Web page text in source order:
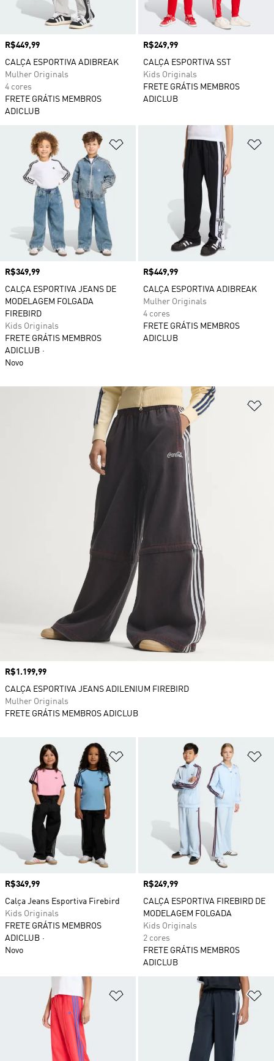
Preço
R$449,99
CALÇA ESPORTIVA ADIBREAK
Mulher Originals
4 cores
FRETE GRÁTIS MEMBROS
ADICLUB
Preço
R$249,99
CALÇA ESPORTIVA SST
Kids Originals
FRETE GRÁTIS MEMBROS
ADICLUB
Adicionar à Lista de Desejos
Preço
R$349,99
CALÇA ESPORTIVA JEANS DE
MODELAGEM FOLGADA
FIREBIRD
Kids Originals
FRETE GRÁTIS MEMBROS
ADICLUB
Novo
Preço
R$449,99
CALÇA ESPORTIVA ADIBREAK
Mulher Originals
4 cores
FRETE GRÁTIS MEMBROS
ADICLUB
Adicionar à Lista de Desejos
Preço
R$349,99
Calça Jeans Esportiva Firebird
Kids Originals
FRETE GRÁTIS MEMBROS
ADICLUB
Novo
Preço
R$249,99
CALÇA ESPORTIVA FIREBIRD DE
MODELAGEM FOLGADA
Kids Originals
2 cores
FRETE GRÁTIS MEMBROS
ADICLUB
Adicionar à Lista de Desejos
Preço
R$1.199,99
CALÇA ESPORTIVA JEANS ADILENIUM FIREBIRD
Mulher Originals
FRETE GRÁTIS MEMBROS ADICLUB